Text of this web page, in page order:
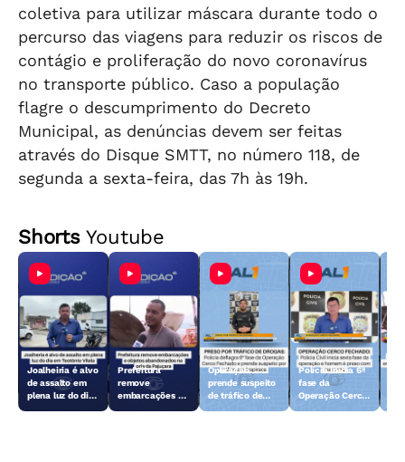
coletiva para utilizar máscara durante todo o
percurso das viagens para reduzir os riscos de
contágio e proliferação do novo coronavírus
no transporte público. Caso a população
flagre o descumprimento do Decreto
Municipal, as denúncias devem ser feitas
através do Disque SMTT, no número 118, de
segunda a sexta-feira, das 7h às 19h.
ShortsYoutube
Joalheiria é alvo
de assalto em
plena luz do dia
Prefeitura
remove
embarcações e
Operação
prende suspeito
de tráfico de
Polícia inicia 6ª
fase da
Operação Cerco